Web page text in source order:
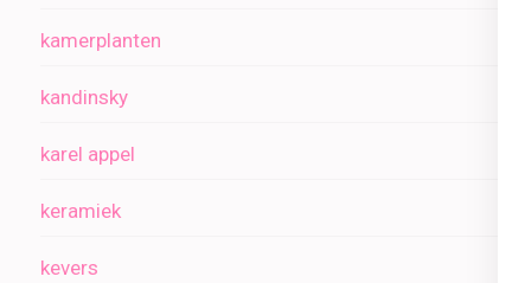
kamerplanten
kandinsky
karel appel
keramiek
kevers